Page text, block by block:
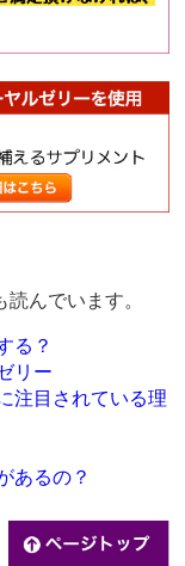
んでいます。
る？
リー
注目されている理
あるの？